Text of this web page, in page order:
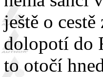
ještě o
dolopotí do
to otočí